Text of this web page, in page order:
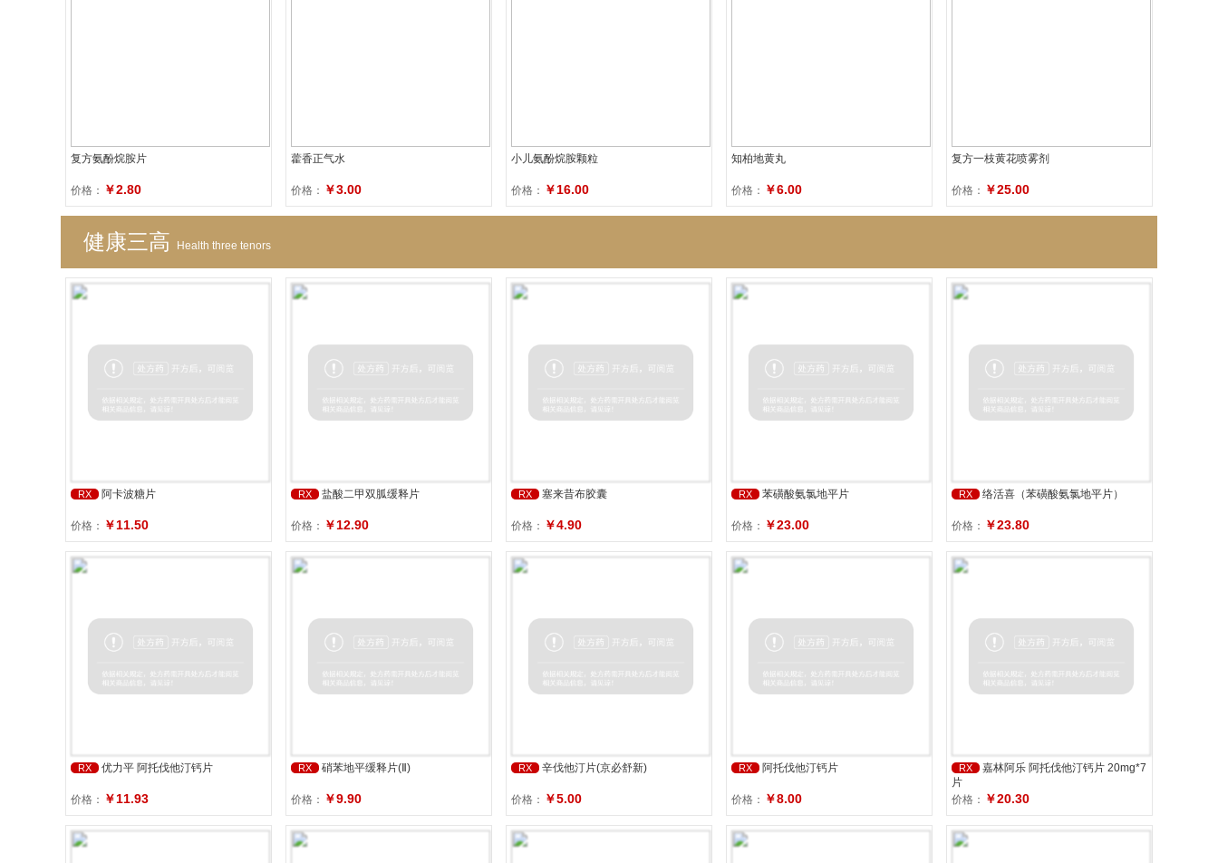
复方氨酚烷胺片
价格： ￥2.80
藿香正气水
价格： ￥3.00
小儿氨酚烷胺颗粒
价格： ￥16.00
知柏地黄丸
价格： ￥6.00
复方一枝黄花喷雾剂
价格： ￥25.00
健康三高 Health three tenors
RX 阿卡波糖片
价格： ￥11.50
RX 盐酸二甲双胍缓释片
价格： ￥12.90
RX 塞来昔布胶囊
价格： ￥4.90
RX 苯磺酸氨氯地平片
价格： ￥23.00
RX 络活喜（苯磺酸氨氯地平片）
价格： ￥23.80
RX 优力平 阿托伐他汀钙片
价格： ￥11.93
RX 硝苯地平缓释片(Ⅱ)
价格： ￥9.90
RX 辛伐他汀片(京必舒新)
价格： ￥5.00
RX 阿托伐他汀钙片
价格： ￥8.00
RX
嘉林阿乐 阿托伐他汀钙片 20mg*7
片
价格： ￥20.30